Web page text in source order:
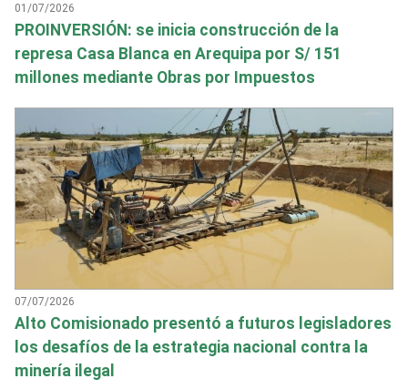
01/07/2026
PROINVERSIÓN: se inicia construcción de la
represa Casa Blanca en Arequipa por S/ 151
millones mediante Obras por Impuestos
07/07/2026
Alto Comisionado presentó a futuros legisladores
los desafíos de la estrategia nacional contra la
minería ilegal